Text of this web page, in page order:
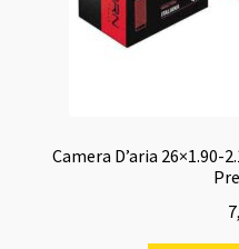
Camera D’aria 26×1.90-